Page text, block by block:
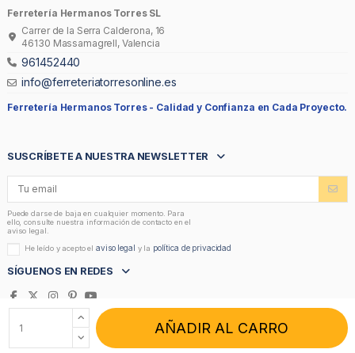
AÑADIR AL CARRO
Ferretería Hermanos Torres SL
Carrer de la Serra Calderona, 16
46130 Massamagrell, Valencia
961452440
info@ferreteriatorresonline.es
Ferretería Hermanos Torres - Calidad y Confianza en Cada Proyecto.
SUSCRÍBETE A NUESTRA NEWSLETTER
Puede darse de baja en cualquier momento. Para
ello, consulte nuestra información de contacto en el
aviso legal.
He leído y acepto elaviso legal y la política de privacidad
SÍGUENOS EN REDES